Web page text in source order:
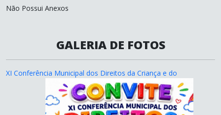
Não Possui Anexos
GALERIA DE FOTOS
XI Conferência Municipal dos Direitos da Criança e do